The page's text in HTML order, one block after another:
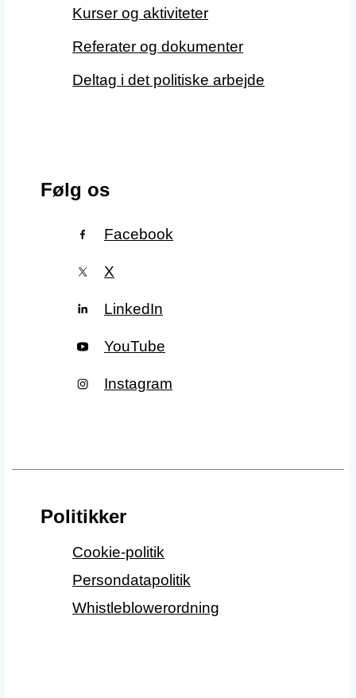
Kurser og aktiviteter
Referater og dokumenter
Deltag i det politiske arbejde
Følg os
Facebook
X
LinkedIn
YouTube
Instagram
Politikker
Cookie-politik
Persondatapolitik
Whistleblowerordning